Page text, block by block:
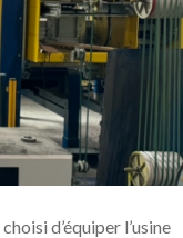
d’équiper l’usine